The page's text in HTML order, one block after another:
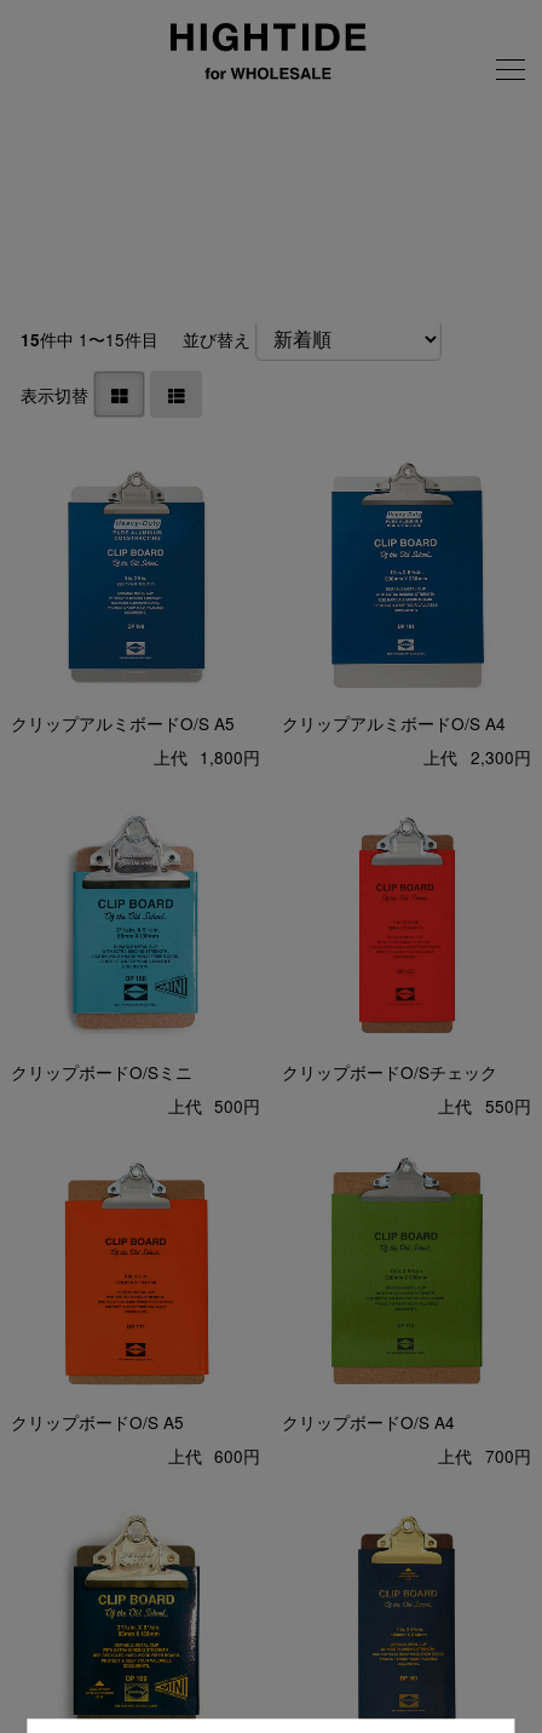
15件中 1〜15件目 並び替え
表示切替
クリップアルミボードO/S A5
上代 1,800円
クリップアルミボードO/S A4
上代 2,300円
クリップボードO/Sミニ
上代 500円
クリップボードO/Sチェック
上代 550円
クリップボードO/S A5
上代 600円
クリップボードO/S A4
上代 700円